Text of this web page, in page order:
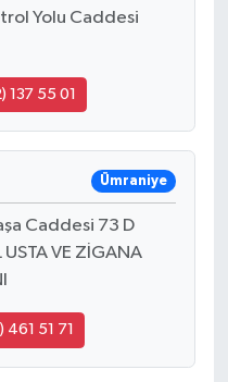
Yolu Caddesi
137 55 01
Ümraniye
Caddesi 73 D
USTA VE ZİGANA
461 51 71